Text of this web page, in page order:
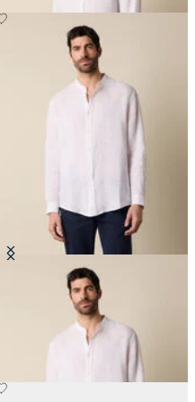
Camicia Regular Fit in Lino con
Collo Coreano